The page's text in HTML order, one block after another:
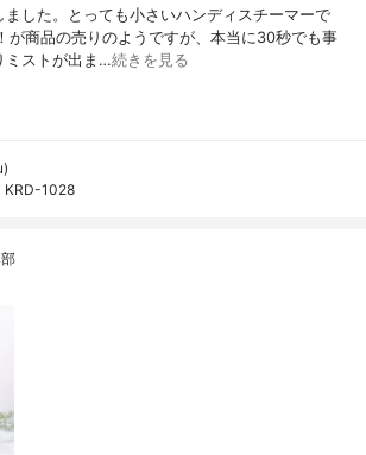
した。とっても小さいハンディスチーマーで
が商品の売りのようですが、本当に30秒でも事
ミストが出ま…続きを見る
KRD-1028